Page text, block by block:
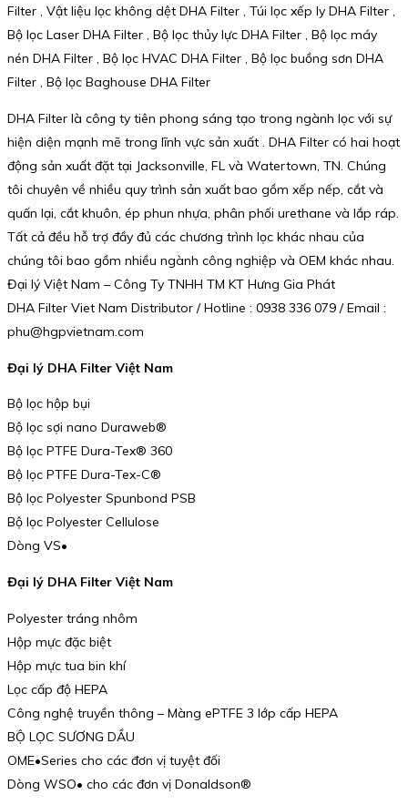
Filter , Vật liệu lọc không dệt DHA Filter , Túi lọc xếp ly DHA Filter ,
Bộ lọc Laser DHA Filter , Bộ lọc thủy lực DHA Filter , Bộ lọc máy
nén DHA Filter , Bộ lọc HVAC DHA Filter , Bộ lọc buồng sơn DHA
Filter , Bộ lọc Baghouse DHA Filter
DHA Filter là công ty tiên phong sáng tạo trong ngành lọc với sự
hiện diện mạnh mẽ trong lĩnh vực sản xuất . DHA Filter có hai hoạt
động sản xuất đặt tại Jacksonville, FL và Watertown, TN. Chúng
tôi chuyên về nhiều quy trình sản xuất bao gồm xếp nếp, cắt và
quấn lại, cắt khuôn, ép phun nhựa, phân phối urethane và lắp ráp.
Tất cả đều hỗ trợ đầy đủ các chương trình lọc khác nhau của
chúng tôi bao gồm nhiều ngành công nghiệp và OEM khác nhau.
Đại lý Việt Nam – Công Ty TNHH TM KT Hưng Gia Phát
DHA Filter Viet Nam Distributor / Hotline : 0938 336 079 / Email :
phu@hgpvietnam.com
Đại lý DHA Filter Việt Nam
Bộ lọc hộp bụi
Bộ lọc sợi nano Duraweb®
Bộ lọc PTFE Dura-Tex® 360
Bộ lọc PTFE Dura-Tex-C®
Bộ lọc Polyester Spunbond PSB
Bộ lọc Polyester Cellulose
Dòng VS•
Đại lý DHA Filter Việt Nam
Polyester tráng nhôm
Hộp mực đặc biệt
Hộp mực tua bin khí
Lọc cấp độ HEPA
Công nghệ truyền thông – Màng ePTFE 3 lớp cấp HEPA
BỘ LỌC SƯƠNG DẦU
OME•Series cho các đơn vị tuyệt đối
Dòng WSO• cho các đơn vị Donaldson®